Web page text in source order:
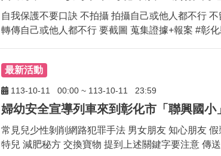
自我保護不要口訣 不拍攝 拍攝自己或他人都不行
轉傳自己或他人都不行 要截圖 蒐集證據+報案 #彰
最新活動
113-10-11 00:00~ 113-10-11 23:59
常見兒少性剝削網路犯罪手法 男女朋友 知心朋友
特兒 減肥秘方 交換寶物 提到上述關鍵字要注意 傳